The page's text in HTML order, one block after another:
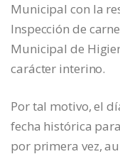
Municipal con la
Inspección de
Municipal de
carácter interino.
Por tal motivo, el
fecha histórica
por primera vez,